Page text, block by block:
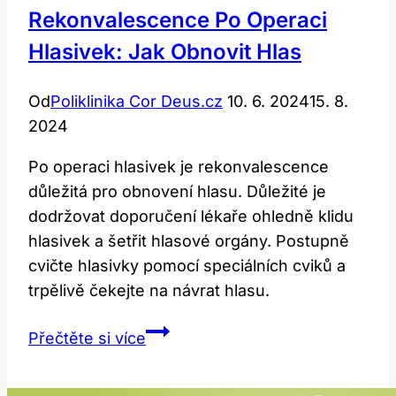
Rekonvalescence Po Operaci
Hlasivek: Jak Obnovit Hlas
OdPoliklinika Cor Deus.cz 10. 6. 202415. 8.
2024
Po operaci hlasivek je rekonvalescence
důležitá pro obnovení hlasu. Důležité je
dodržovat doporučení lékaře ohledně klidu
hlasivek a šetřit hlasové orgány. Postupně
cvičte hlasivky pomocí speciálních cviků a
trpělivě čekejte na návrat hlasu.
Přečtěte si víceRekonvalescence